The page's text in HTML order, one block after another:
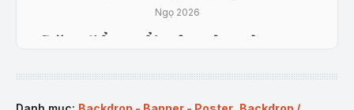
Ngọ 2026
Đặc điểm nổi bật của sản
phẩm: